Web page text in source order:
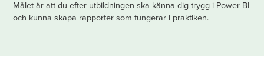
Målet är att du efter utbildningen ska känna dig trygg i Power BI
och kunna skapa rapporter som fungerar i praktiken.